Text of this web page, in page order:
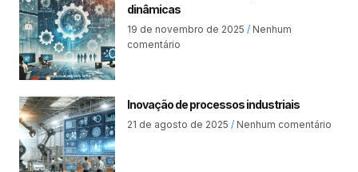
dinâmicas
19 de novembro de 2025
Nenhum
comentário
Inovação de processos industriais
21 de agosto de 2025 Nenhum comentário